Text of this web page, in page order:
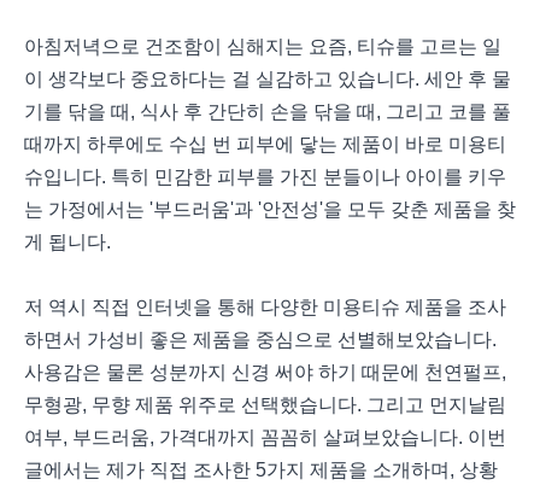
아침저녁으로 건조함이 심해지는 요즘, 티슈를 고르는 일
이 생각보다 중요하다는 걸 실감하고 있습니다. 세안 후 물
기를 닦을 때, 식사 후 간단히 손을 닦을 때, 그리고 코를 풀
때까지 하루에도 수십 번 피부에 닿는 제품이 바로 미용티
슈입니다. 특히 민감한 피부를 가진 분들이나 아이를 키우
는 가정에서는 '부드러움'과 '안전성'을 모두 갖춘 제품을 찾
게 됩니다.
저 역시 직접 인터넷을 통해 다양한 미용티슈 제품을 조사
하면서 가성비 좋은 제품을 중심으로 선별해보았습니다.
사용감은 물론 성분까지 신경 써야 하기 때문에 천연펄프,
무형광, 무향 제품 위주로 선택했습니다. 그리고 먼지날림
여부, 부드러움, 가격대까지 꼼꼼히 살펴보았습니다. 이번
글에서는 제가 직접 조사한 5가지 제품을 소개하며, 상황